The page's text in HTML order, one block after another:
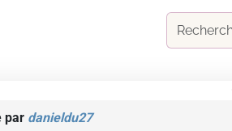
par danieldu27